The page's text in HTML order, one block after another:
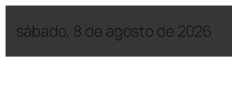
sábado, 8 de agosto de 2026